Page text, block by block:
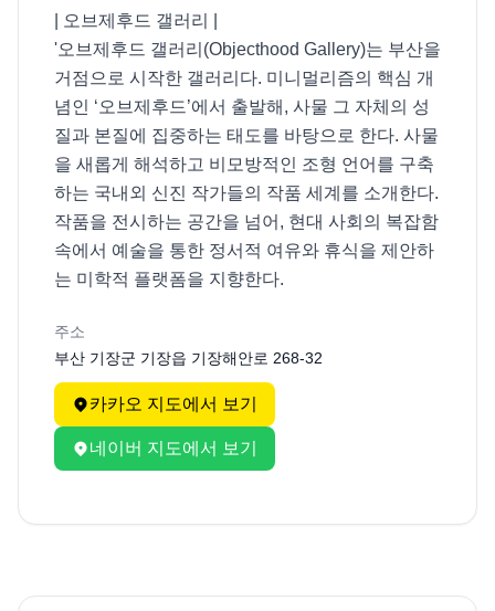
| 오브제후드 갤러리 |
'오브제후드 갤러리(Objecthood Gallery)는 부산을
거점으로 시작한 갤러리다. 미니멀리즘의 핵심 개
념인 ‘오브제후드’에서 출발해, 사물 그 자체의 성
질과 본질에 집중하는 태도를 바탕으로 한다. 사물
을 새롭게 해석하고 비모방적인 조형 언어를 구축
하는 국내외 신진 작가들의 작품 세계를 소개한다.
작품을 전시하는 공간을 넘어, 현대 사회의 복잡함
속에서 예술을 통한 정서적 여유와 휴식을 제안하
는 미학적 플랫폼을 지향한다.
주소
부산 기장군 기장읍 기장해안로 268-32
카카오 지도에서 보기
네이버 지도에서 보기